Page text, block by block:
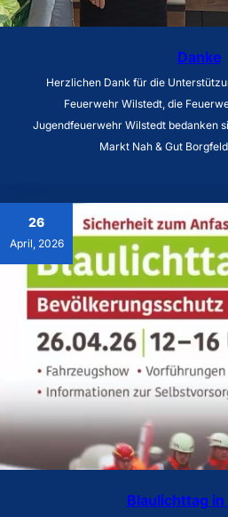
Danke
Herzlichen Dank für die
Feuerwehr Wilstedt, die
Jugendfeuerwehr Wilstedt bedanken
Markt Nah & Gut
26
April, 2026
Blaulichttag in